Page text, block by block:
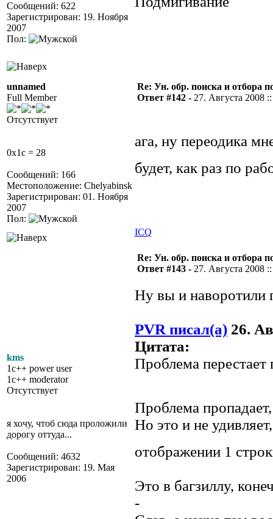
Сообщений: 622
Зарегистрирован: 19. Ноября
2007
Пол:
unnamed
Full Member
Отсутствует
0x1c = 28
Сообщений: 166
Местоположение: Chelyabinsk
Зарегистрирован: 01. Ноября
2007
Пол:
Re: Ун. обр. поиска и отбора
Ответ #142 - 27. Августа 2008
ага, ну переодика
будет, как раз по
ICQ
kms
1c++ power user
1c++ moderator
Отсутствует
я хочу, чтоб сюда проложили
дорогу оттуда...
Сообщений: 4632
Зарегистрирован: 19. Мая
2006
Re: Ун. обр. поиска и отбора
Ответ #143 - 27. Августа 2008
Ну вы и наворотили
PVR писал(а) 26.
Цитата:
Проблема перестает
Проблема
Но это и не
отображении 1
Это в багзиллу,
-